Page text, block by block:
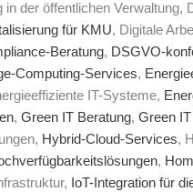
in der öffentlichen Verwaltung,
für KMU, Digitale
Beratung, DSGVO-
Computing-Services,
IT-Systeme,
, Green IT Beratung, Green
Hybrid-Cloud-Services,
,
IoT-Integration für